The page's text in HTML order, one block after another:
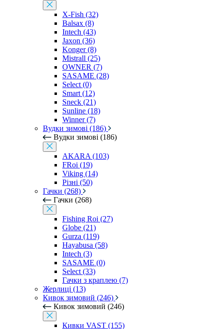
X-Fish (32)
Balsax (8)
Intech (43)
Jaxon (36)
Konger (8)
Mistrall (25)
OWNER (7)
SASAME (28)
Select (0)
Smart (12)
Sneck (21)
Sunline (18)
Winner (7)
Вудки зимові (186)
Вудки зимові (186)
AKARA (103)
FRoi (19)
Viking (14)
Різні (50)
Гачки (268)
Гачки (268)
Fishing Roi (27)
Globe (21)
Gurza (119)
Hayabusa (58)
Intech (3)
SASAME (0)
Select (33)
Гачки з краплею (7)
Жерлиці (13)
Кивок зимовий (246)
Кивок зимовий (246)
Кивки VAST (155)